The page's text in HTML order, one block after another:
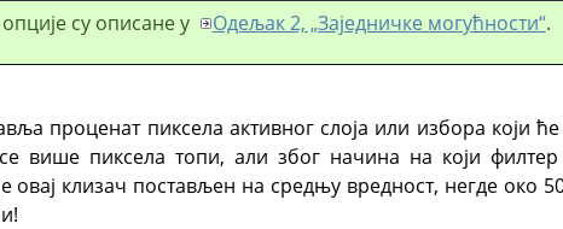
су описане у
Одељак 2, „Заједничке могућности“.
проценат пиксела активног слоја или избора који
више пиксела топи, али због начина на који
овај клизач постављен на средњу вредност, негде око